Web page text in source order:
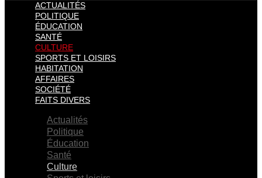
ACTUALITÉS
POLITIQUE
ÉDUCATION
SANTÉ
CULTURE
SPORTS ET LOISIRS
HABITATION
AFFAIRES
SOCIÉTÉ
FAITS DIVERS
Actualités
Politique
Éducation
Santé
Culture